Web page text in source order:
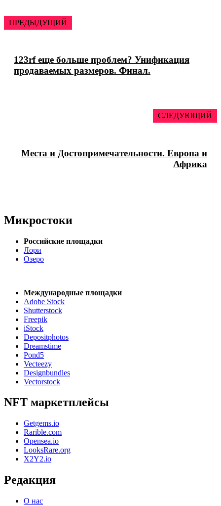
ПРЕДЫДУЩИЙ
123rf еще больше проблем? Унификация
продаваемых размеров. Финал.
СЛЕДУЮЩИЙ
Места и Достопримечательности. Европа и
Африка
Микростоки
Российские площадки
Лори
Озеро
Международные площадки
Adobe Stock
Shutterstock
Freepik
iStock
Depositphotos
Dreamstime
Pond5
Vecteezy
Designbundles
Vectorstock
NFT маркетплейсы
Getgems.io
Rarible.com
Opensea.io
LooksRare.org
X2Y2.io
Редакция
О нас